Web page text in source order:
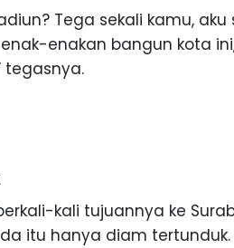
Tega sekali kamu,
enakan bangun kota
tegasnya.
kali tujuannya ke
itu hanya diam tertunduk.